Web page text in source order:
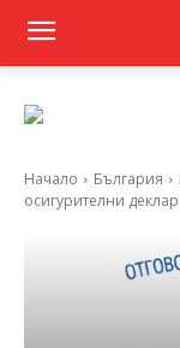
Начало България
осигурителни